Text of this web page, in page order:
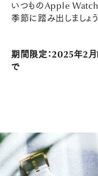
PICK UP
NEWS
いつものApple Watch
季節に踏み出しましょう
期間限定：2025年2
で